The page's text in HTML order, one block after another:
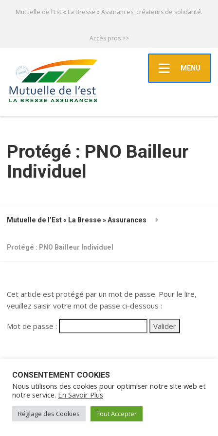
Mutuelle de l’Est « La Bresse » Assurances, créateurs de solidarité.
Accès pros >>
MENU
Protégé : PNO Bailleur
Individuel
Mutuelle de l’Est « La Bresse » Assurances
Protégé : PNO Bailleur Individuel
Cet article est protégé par un mot de passe. Pour le lire,
veuillez saisir votre mot de passe ci-dessous :
Mot de passe :
© 2015 Mutuelle de l’Est – Bresse Assurances – Mentions légales
Site réalisé par
CONSENTEMENT COOKIES
Nous utilisons des cookies pour optimiser notre site web et
notre service. En Savoir Plus
Réglage des Cookies Tout Accepter